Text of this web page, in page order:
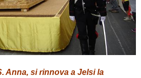
Anna, si rinnova a Jelsi la